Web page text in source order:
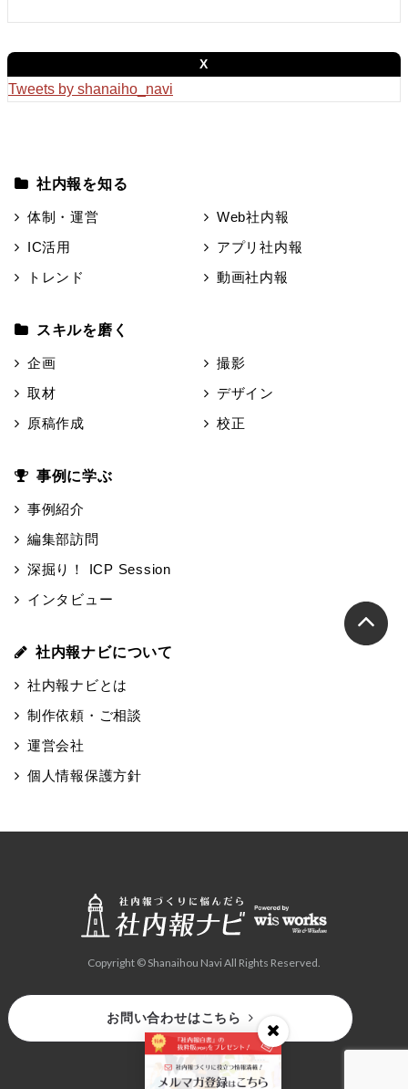
X
Tweets by shanaiho_navi
社内報を知る
体制・運営
IC活用
トレンド
Web社内報
アプリ社内報
動画社内報
スキルを磨く
企画
取材
原稿作成
撮影
デザイン
校正
事例に学ぶ
事例紹介
編集部訪問
深掘り！ ICP Session
インタビュー
社内報ナビについて
社内報ナビとは
制作依頼・ご相談
運営会社
個人情報保護方針
Copyright © Shanaihou Navi All Rights Reserved.
お問い合わせはこちら